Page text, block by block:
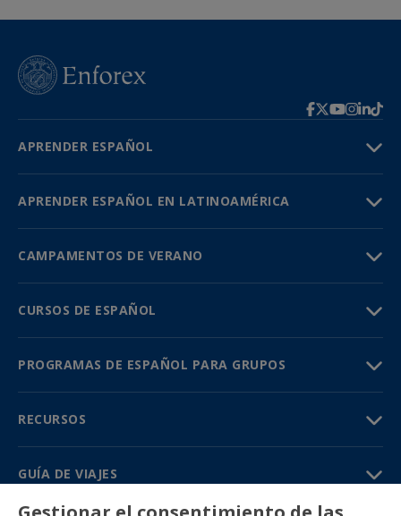
APRENDER ESPAÑOL
APRENDER ESPAÑOL EN LATINOAMÉRICA
CAMPAMENTOS DE VERANO
CURSOS DE ESPAÑOL
PROGRAMAS DE ESPAÑOL PARA GRUPOS
RECURSOS
GUÍA DE VIAJES